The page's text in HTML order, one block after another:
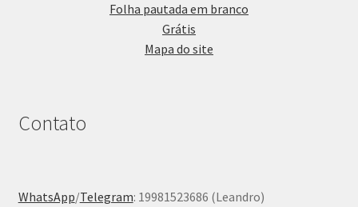
Folha pautada em branco
Grátis
Mapa do site
Contato
WhatsApp/Telegram: 19981523686 (Leandro)